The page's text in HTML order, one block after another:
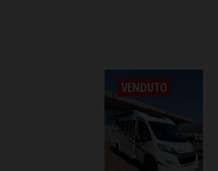
VENDUTO